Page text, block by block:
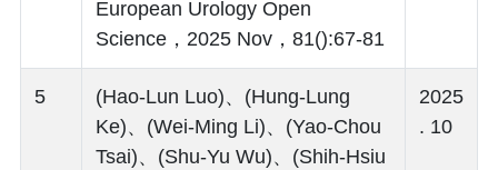
European Urology Open
Science，2025 Nov，81():67-81
5
(Hao-Lun Luo)、(Hung-Lung
Ke)、(Wei-Ming Li)、(Yao-Chou
Tsai)、(Shu-Yu Wu)、(Shih-Hsiu
2025
. 10